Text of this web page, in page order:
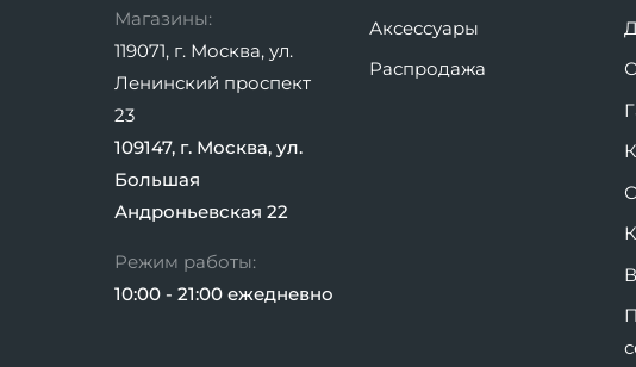
Магазины:
119071, г. Москва, ул.
Ленинский проспект
23
109147, г. Москва, ул.
Большая
Андроньевская 22
Режим работы:
10:00 - 21:00 ежедневно
Аксессуары
Распродажа